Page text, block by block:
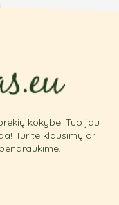
kokybe. Tuo jau
Turite klausimų ar